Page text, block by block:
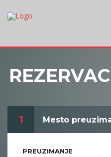
1 Mesto
PREUZIMANJE